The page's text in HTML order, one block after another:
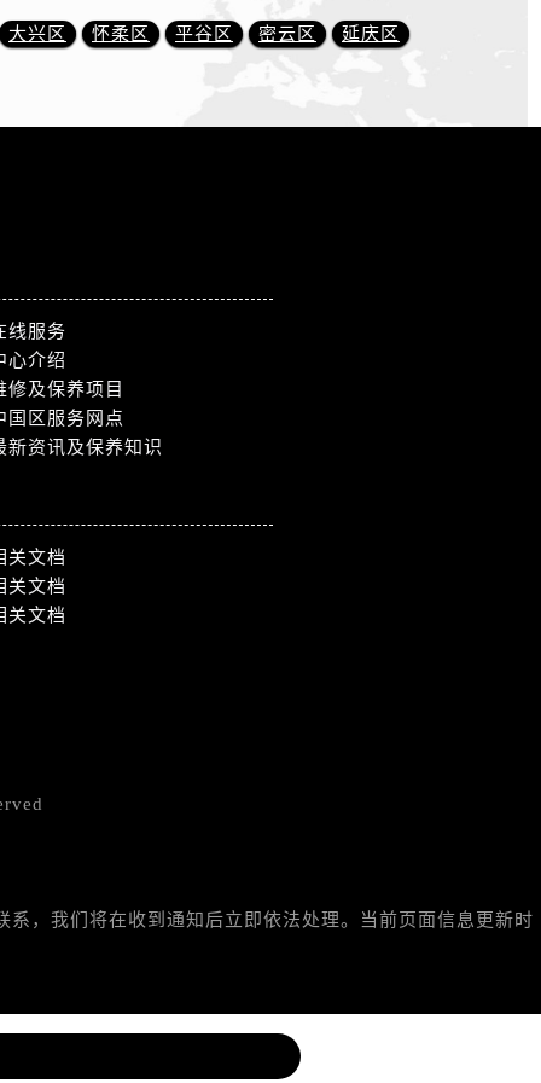
大兴区 怀柔区 平谷区 密云区 延庆区
线服务
心介绍
修及保养项目
国区服务网点
新资讯及保养知识
关文档
关文档
关文档
，我们将在收到通知后立即依法处理。当前页面信息更新时